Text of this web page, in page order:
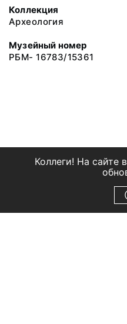
Коллекция
Археология
Музейный номер
РБМ- 16783/15361
Коллеги! На сайте